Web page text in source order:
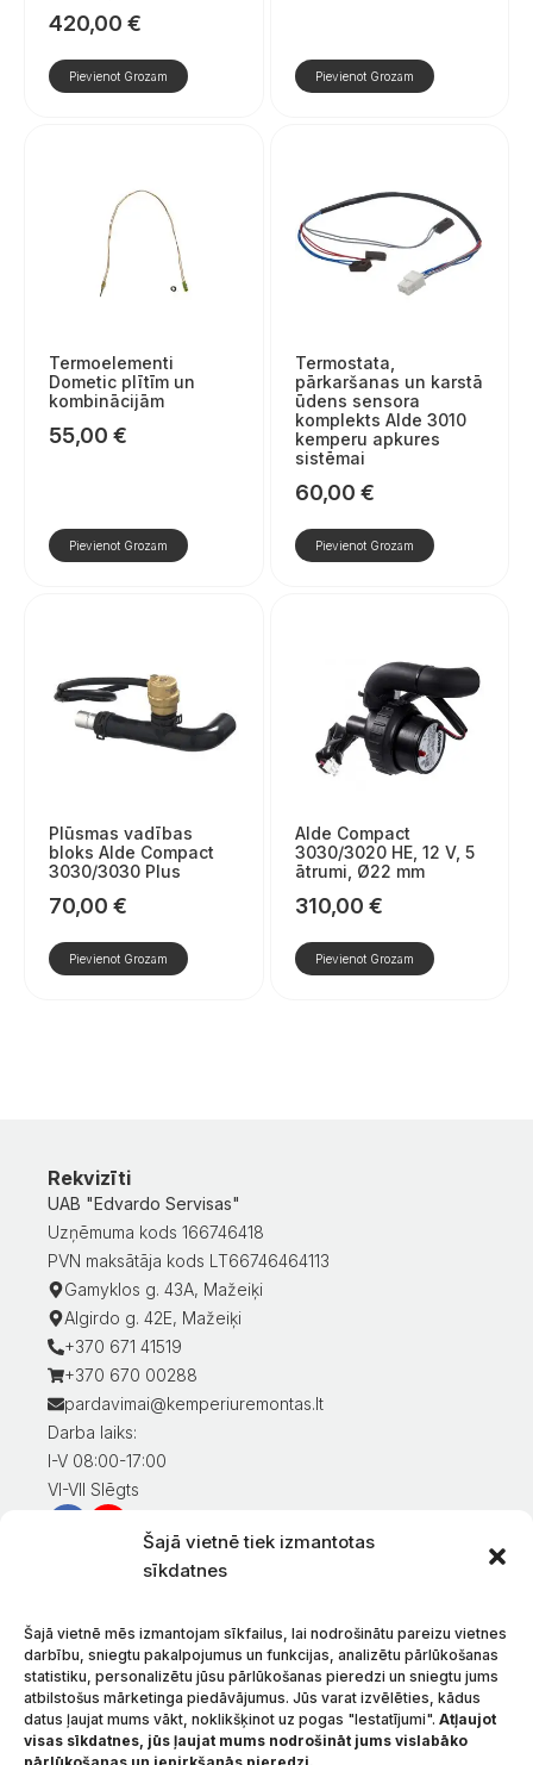
Šajā vietnē tiek izmantotas
sīkdatnes
Šajā vietnē mēs izmantojam sīkfailus, lai nodrošinātu pareizu vietnes
darbību, sniegtu pakalpojumus un funkcijas, analizētu pārlūkošanas
statistiku, personalizētu jūsu pārlūkošanas pieredzi un sniegtu jums
atbilstošus mārketinga piedāvājumus. Jūs varat izvēlēties, kādus
datus ļaujat mums vākt, noklikšķinot uz pogas "Iestatījumi". Atļaujot
visas sīkdatnes, jūs ļaujat mums nodrošināt jums vislabāko
420,00 €
Pievienot Grozam Pievienot Grozam
Termoelementi
Dometic plītīm un
kombinācijām
55,00 €
Pievienot Grozam
Termostata,
pārkaršanas un karstā
ūdens sensora
komplekts Alde 3010
kemperu apkures
sistēmai
60,00 €
Pievienot Grozam
Plūsmas vadības
bloks Alde Compact
3030/3030 Plus
70,00 €
Pievienot Grozam
Alde Compact
3030/3020 HE, 12 V, 5
ātrumi, Ø22 mm
310,00 €
Pievienot Grozam
Rekvizīti
UAB "Edvardo Servisas"
Uzņēmuma kods 166746418
PVN maksātāja kods LT66746464113
Gamyklos g. 43A, Mažeiķi
Algirdo g. 42E, Mažeiķi
+370 671 41519
+370 670 00288
pardavimai@kemperiuremontas.lt
Darba laiks:
I-V 08:00-17:00
VI-VII Slēgts
Informācija klientiem
Preču piegāde
Preču atgriešana
Nosacījumi un noteikumi
Konfidencialitātes politika